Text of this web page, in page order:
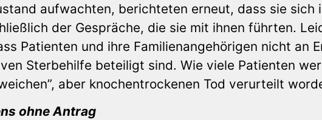
aufwachten, berichteten erneut, dass sie sich
der Gespräche, die sie mit ihnen führten.
Patienten und ihre Familienangehörigen nicht an
Sterbehilfe beteiligt sind. Wie viele Patienten
aber knochentrockenen Tod verurteilt
ohne Antrag